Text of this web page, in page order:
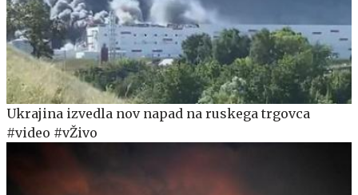
Ukrajina izvedla nov napad na ruskega trgovca
#video #vŽivo